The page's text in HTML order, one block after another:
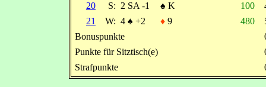
20
S: 2 SA -1 ♠ K 100
21
W: 4 ♠ +2 ♦ 9 480
Bonuspunkte
Punkte für Sitztisch(e)
Strafpunkte